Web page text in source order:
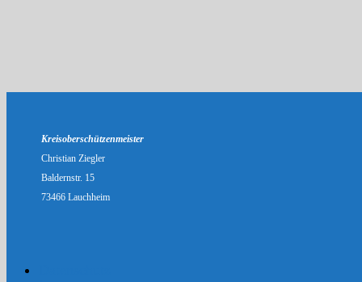
Kreisoberschützenmeister
Christian Ziegler
Baldernstr. 15
73466 Lauchheim